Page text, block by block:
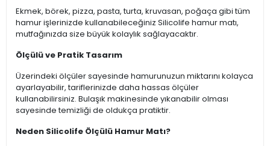
Ekmek, börek, pizza, pasta, turta, kruvasan, poğaça gibi tüm
hamur işlerinizde kullanabileceğiniz Silicolife hamur matı,
mutfağınızda size büyük kolaylık sağlayacaktır.
Ölçülü ve Pratik Tasarım
Üzerindeki ölçüler sayesinde hamurunuzun miktarını kolayca
ayarlayabilir, tariflerinizde daha hassas ölçüler
kullanabilirsiniz. Bulaşık makinesinde yıkanabilir olması
sayesinde temizliği de oldukça pratiktir.
Neden Silicolife Ölçülü Hamur Matı?